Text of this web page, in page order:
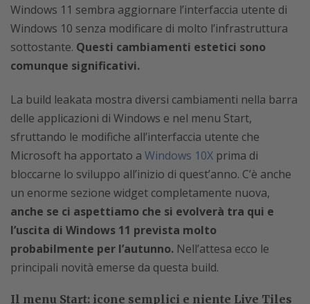
Windows 11 sembra aggiornare l’interfaccia utente di
Windows 10 senza modificare di molto l’infrastruttura
sottostante. Questi cambiamenti estetici sono
comunque significativi.
La build leakata mostra diversi cambiamenti nella barra
delle applicazioni di Windows e nel menu Start,
sfruttando le modifiche all’interfaccia utente che
Microsoft ha apportato a Windows 10X prima di
bloccarne lo sviluppo all’inizio di quest’anno. C’è anche
un enorme sezione widget completamente nuova,
anche se ci aspettiamo che si evolverà tra qui e
l’uscita di Windows 11 prevista molto
probabilmente per l’autunno. Nell’attesa ecco le
principali novità emerse da questa build.
Il menu Start: icone semplici e niente Live Tiles